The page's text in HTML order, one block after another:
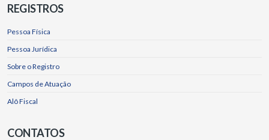
REGISTROS
Pessoa Física
Pessoa Jurídica
Sobre o Registro
Campos de Atuação
Alô Fiscal
CONTATOS